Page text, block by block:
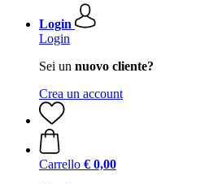
Login
Login
Sei un nuovo cliente?
Crea un account
Carrello € 0,00